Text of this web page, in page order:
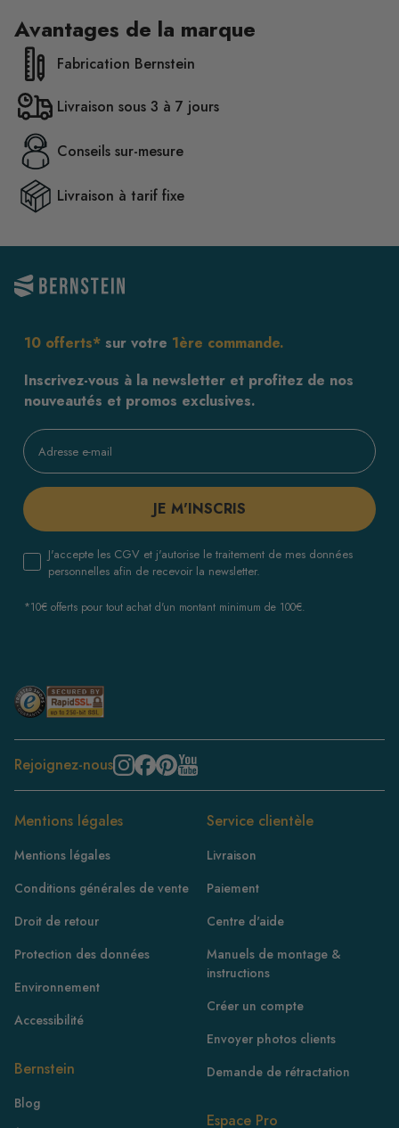
Avantages de la marque
Fabrication Bernstein
Livraison sous 3 à 7 jours
Conseils sur-mesure
Livraison à tarif fixe
10 offerts* sur votre 1ère commande.
Inscrivez-vous à la newsletter et profitez de nos
nouveautés et promos exclusives.
JE M'INSCRIS
J'accepte les CGV et j'autorise le traitement de mes données
personnelles afin de recevoir la newsletter.
*10€ offerts pour tout achat d'un montant minimum de 100€.
Rejoignez-nous
Mentions légales
Mentions légales
Conditions générales de vente
Droit de retour
Protection des données
Environnement
Accessibilité
Bernstein
Blog
Service clientèle
Livraison
Paiement
Centre d'aide
Manuels de montage &
instructions
Créer un compte
Envoyer photos clients
Demande de rétractation
Espace Pro